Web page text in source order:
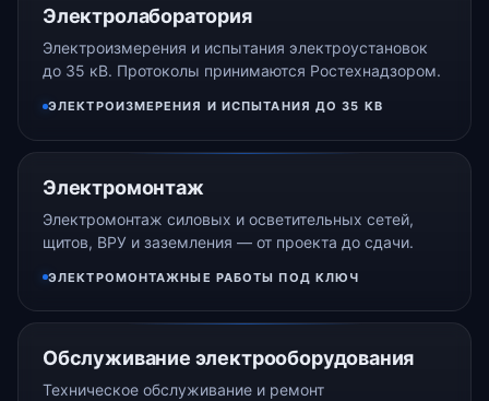
Электролаборатория
Электроизмерения и испытания электроустановок
до 35 кВ. Протоколы принимаются Ростехнадзором.
ЭЛЕКТРОИЗМЕРЕНИЯ И ИСПЫТАНИЯ ДО 35 КВ
Электромонтаж
Электромонтаж силовых и осветительных сетей,
щитов, ВРУ и заземления — от проекта до сдачи.
ЭЛЕКТРОМОНТАЖНЫЕ РАБОТЫ ПОД КЛЮЧ
Обслуживание электрооборудования
Техническое обслуживание и ремонт